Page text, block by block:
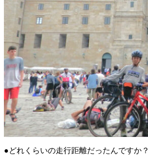
●どれくらいの走行距離だったんですか？